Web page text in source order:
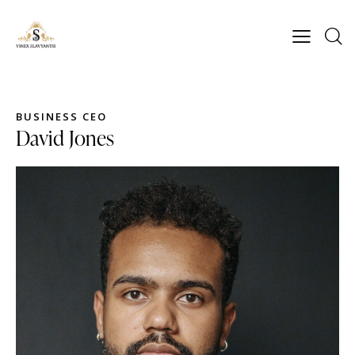
BUSINESS CEO
David Jones